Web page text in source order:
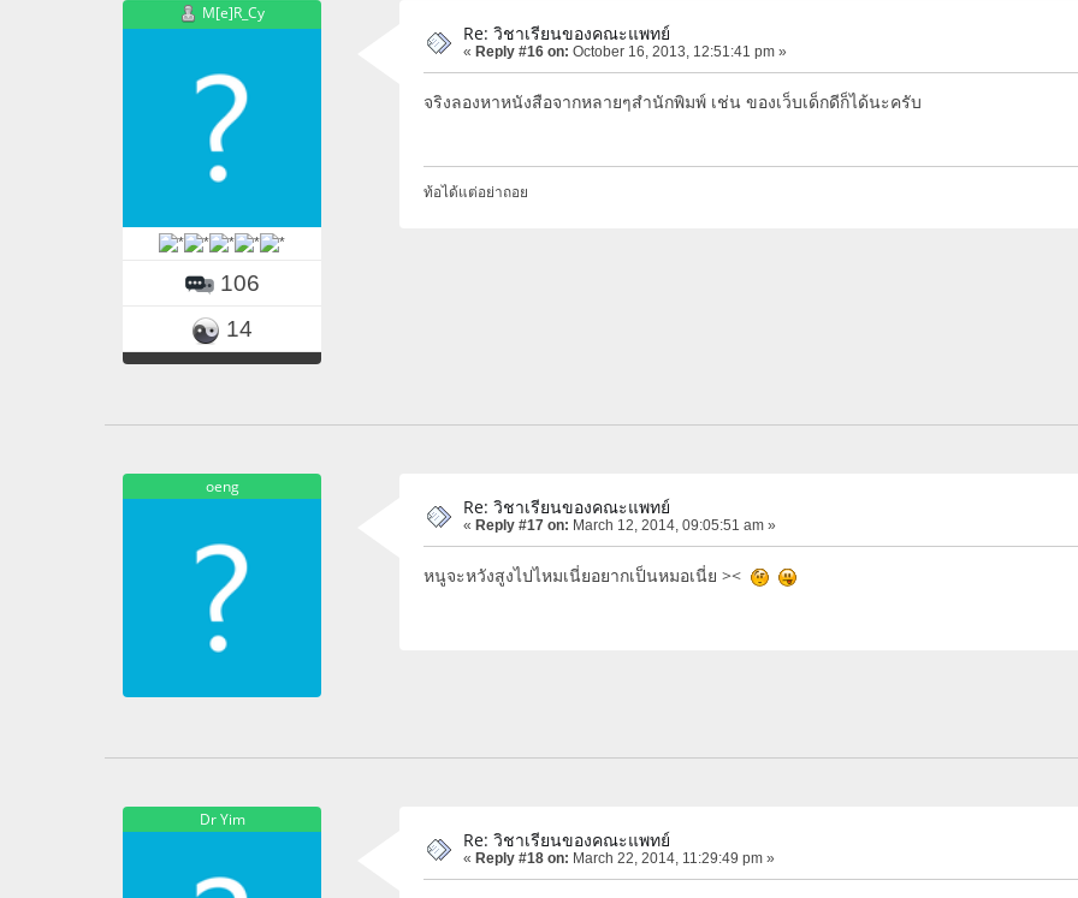
M[e]R_Cy
106
14
Re: วิชาเรียนของคณะแพทย์
« Reply #16 on: October 16, 2013, 12:51:41 pm »
จริงลองหาหนังสือจากหลายๆสำนักพิมพ์ เช่น ของเว็บเด็กดีก็ได้นะครับ
ท้อได้แต่อย่าถอย
oeng
Re: วิชาเรียนของคณะแพทย์
« Reply #17 on: March 12, 2014, 09:05:51 am »
หนูจะหวังสูงไปไหมเนี่ยอยากเป็นหมอเนี่ย ><
Dr Yim
Re: วิชาเรียนของคณะแพทย์
« Reply #18 on: March 22, 2014, 11:29:49 pm »